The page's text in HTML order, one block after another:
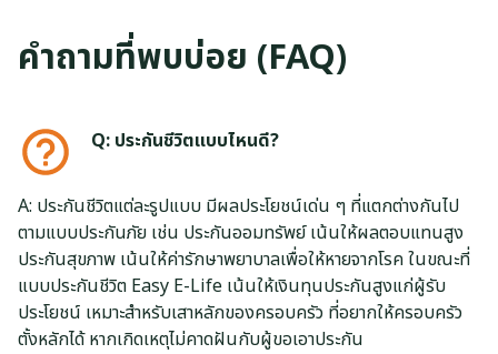
คำถามที่พบบ่อย (FAQ)
Q: ประกันชีวิตแบบไหนดี?
A: ประกันชีวิตแต่ละรูปแบบ มีผลประโยชน์เด่น ๆ ที่แตกต่างกันไป
ตามแบบประกันภัย เช่น ประกันออมทรัพย์ เน้นให้ผลตอบแทนสูง
ประกันสุขภาพ เน้นให้ค่ารักษาพยาบาลเพื่อให้หายจากโรค ในขณะที่
แบบประกันชีวิต Easy E-Life เน้นให้เงินทุนประกันสูงแก่ผู้รับ
ประโยชน์ เหมาะสำหรับเสาหลักของครอบครัว ที่อยากให้ครอบครัว
ตั้งหลักได้ หากเกิดเหตุไม่คาดฝันกับผู้ขอเอาประกัน